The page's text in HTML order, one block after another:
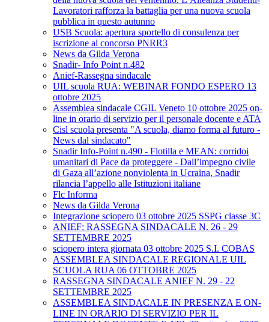
Lavoratori rafforza la battaglia per una nuova scuola
pubblica in questo autunno
USB Scuola: apertura sportello di consulenza per
iscrizione al concorso PNRR3
News da Gilda Verona
Snadir- Info Point n.482
Anief-Rassegna sindacale
UIL scuola RUA: WEBINAR FONDO ESPERO 13
ottobre 2025
Assemblea sindacale CGIL Veneto 10 ottobre 2025 on-
line in orario di servizio per il personale docente e ATA
Cisl scuola presenta "A scuola, diamo forma al futuro -
News dal sindacato"
Snadir Info-Point n.490 - Flotilla e MEAN: corridoi
umanitari di Pace da proteggere - Dall’impegno civile
di Gaza all’azione nonviolenta in Ucraina, Snadir
rilancia l’appello alle Istituzioni italiane
Flc Informa
News da Gilda Verona
Integrazione sciopero 03 ottobre 2025 SSPG classe 3C
ANIEF: RASSEGNA SINDACALE N. 26 - 29
SETTEMBRE 2025
sciopero intera giornata 03 ottobre 2025 S.I. COBAS
ASSEMBLEA SINDACALE REGIONALE UIL
SCUOLA RUA 06 OTTOBRE 2025
RASSEGNA SINDACALE ANIEF N. 29 - 22
SETTEMBRE 2025
ASSEMBLEA SINDACALE IN PRESENZA E ON-
LINE IN ORARIO DI SERVIZIO PER IL